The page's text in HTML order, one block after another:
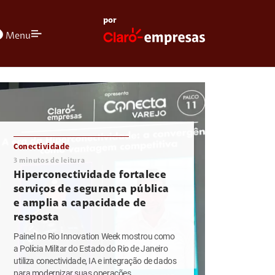
Menu
por
Conectividade
3 minutos de leitura
Hiperconectividade fortalece
serviços de segurança pública
e amplia a capacidade de
resposta
Painel no Rio Innovation Week mostrou como
a Polícia Militar do Estado do Rio de Janeiro
utiliza conectividade, IA e integração de dados